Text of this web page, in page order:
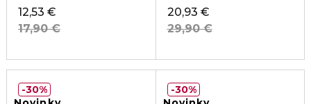
12,53 €
17,90 €
20,93 €
29,90 €
30%
30%